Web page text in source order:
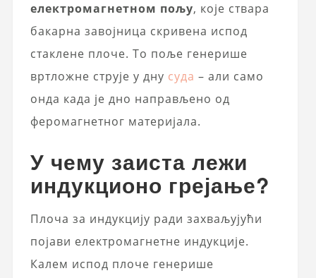
електромагнетном пољу, које ствара
бакарна завојница скривена испод
стаклене плоче. То поље генерише
вртложне струје у дну суда – али само
онда када је дно направљено од
феромагнетног материјала.
У чему заиста лежи
индукционо грејање?
Плоча за индукцију ради захваљујући
појави електромагнетне индукције.
Калем испод плоче генерише